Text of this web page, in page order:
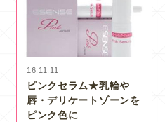
16.11.11
ピンクセラム★乳輪や
唇・デリケートゾーンを
ピンク色に